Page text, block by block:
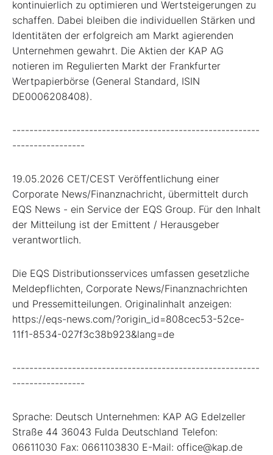
kontinuierlich zu optimieren und Wertsteigerungen zu
schaffen. Dabei bleiben die individuellen Stärken und
Identitäten der erfolgreich am Markt agierenden
Unternehmen gewahrt. Die Aktien der KAP AG
notieren im Regulierten Markt der Frankfurter
Wertpapierbörse (General Standard, ISIN
DE0006208408).
----------------------------------------------------------
-----------------
19.05.2026 CET/CEST Veröffentlichung einer
Corporate News/Finanznachricht, übermittelt durch
EQS News - ein Service der EQS Group. Für den Inhalt
der Mitteilung ist der Emittent / Herausgeber
verantwortlich.
Die EQS Distributionsservices umfassen gesetzliche
Meldepflichten, Corporate News/Finanznachrichten
und Pressemitteilungen. Originalinhalt anzeigen:
https://eqs-news.com/?origin_id=808cec53-52ce-
11f1-8534-027f3c38b923&lang=de
----------------------------------------------------------
-----------------
Sprache: Deutsch Unternehmen: KAP AG Edelzeller
Straße 44 36043 Fulda Deutschland Telefon:
06611030 Fax: 0661103830 E-Mail: office@kap.de